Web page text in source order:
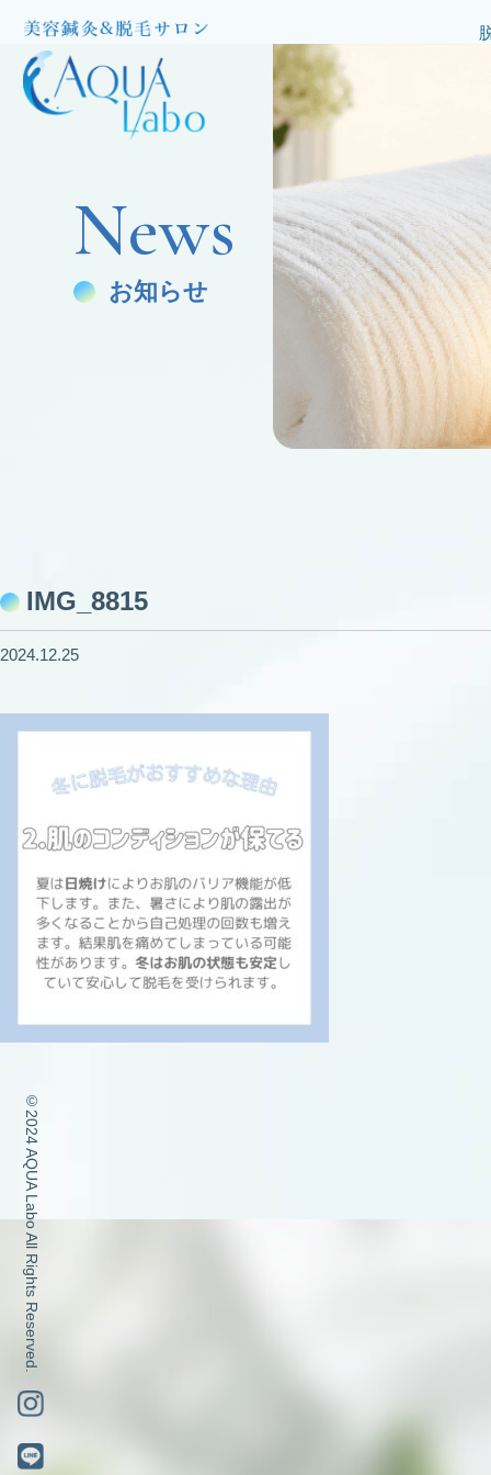
News
お知らせ
IMG_8815
2024.12.25
©2024 AQUA Labo All Rights Reserved.